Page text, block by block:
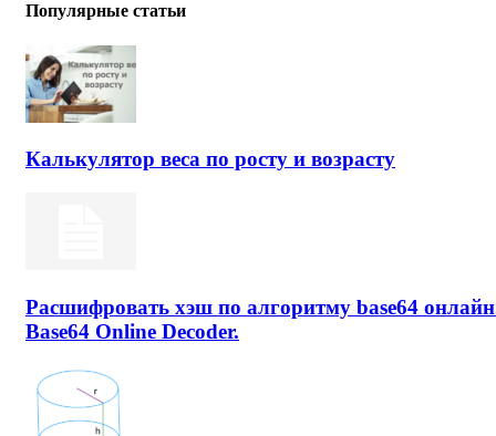
Популярные статьи
Калькулятор веса по росту и возрасту
Расшифровать хэш по алгоритму base64
Base64 Online Decoder.